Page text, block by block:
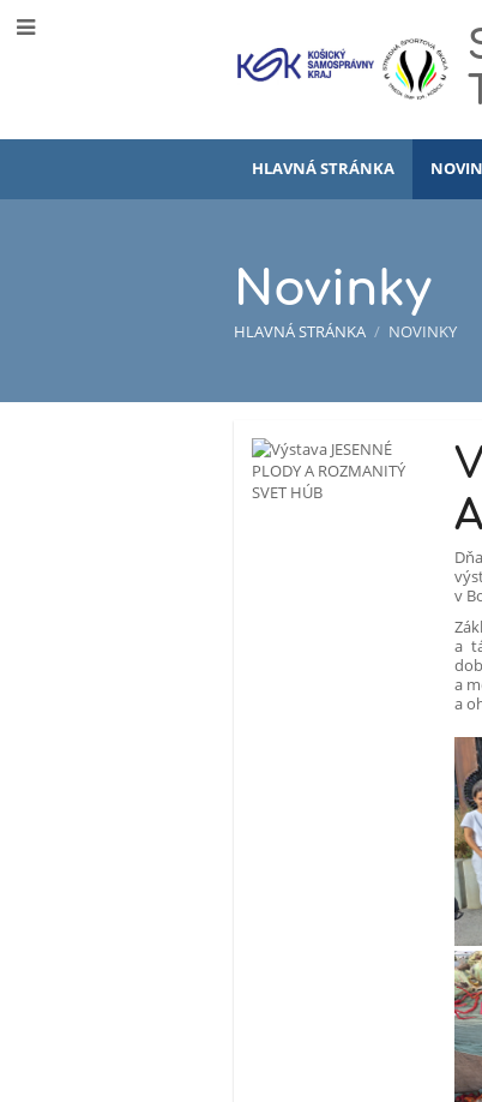
HLAVNÁ STRÁNKA
Novinky
HLAVNÁ STRÁNKA / NOVINKY
Novinky
v
a
a
a